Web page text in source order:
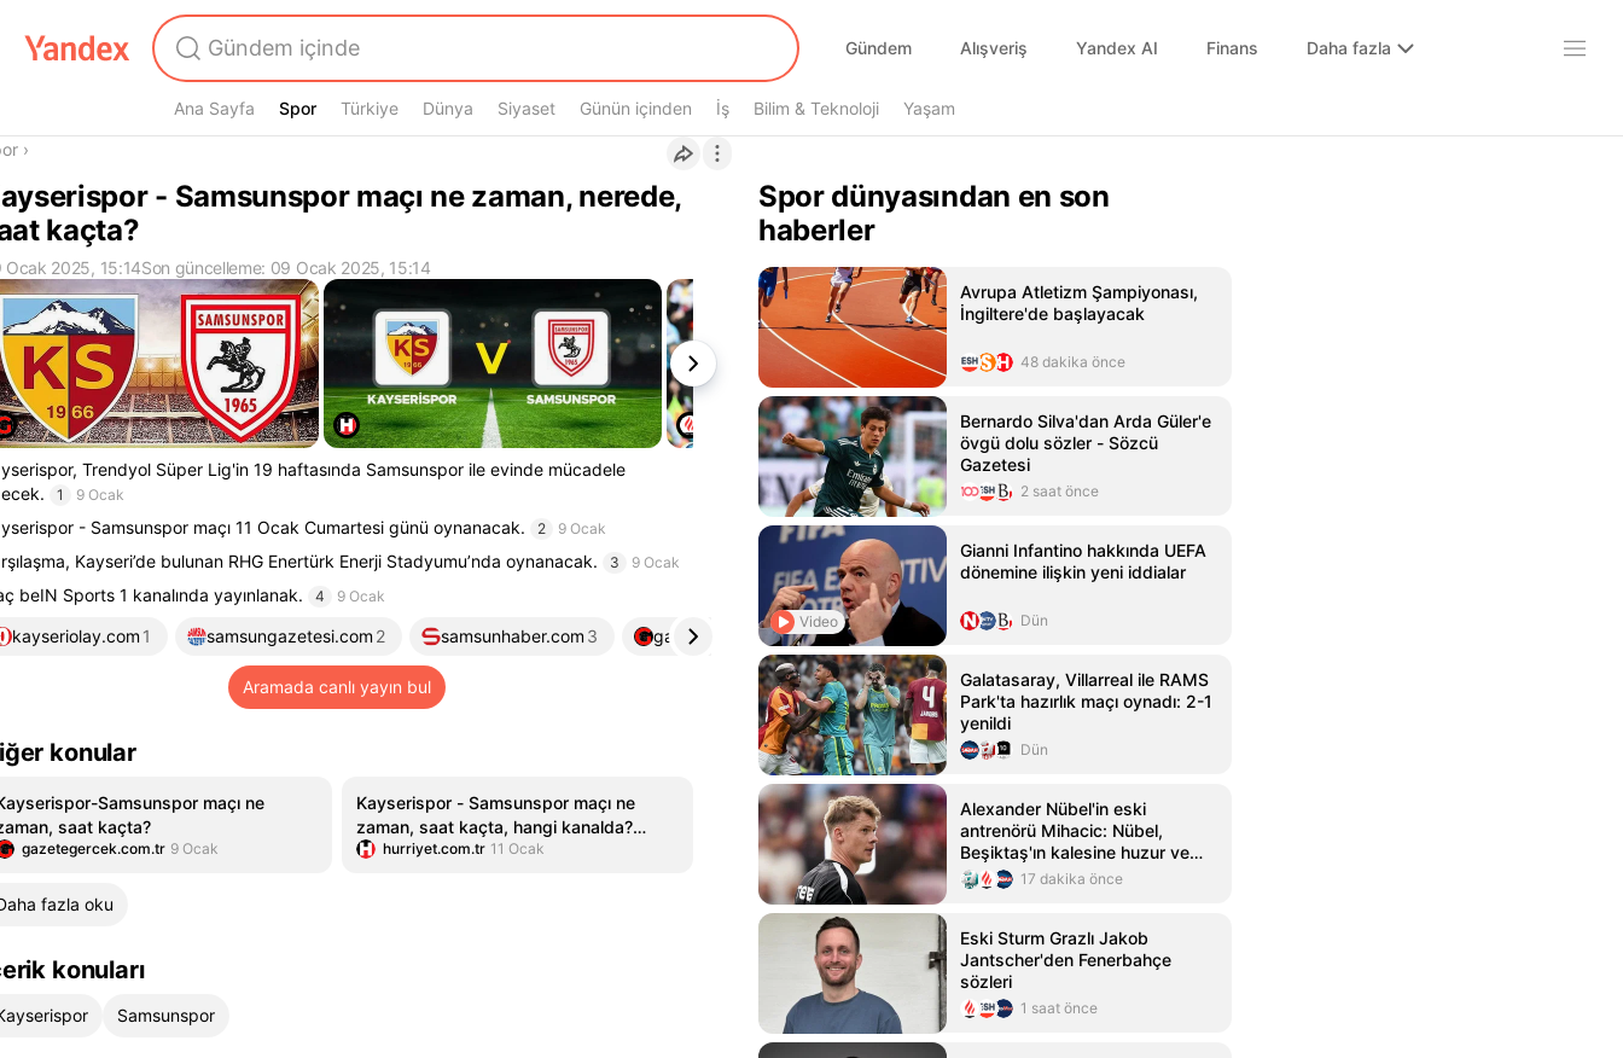
Gündem Alışveriş Yandex AI Finans Daha fazla
Ana Sayfa Spor
Spor Türkiye Dünya Siyaset Günün içinden İş Bilim & Teknoloji Yaşam
›
- Samsunspor maçı ne zaman, nerede,
kaçta?
Ocak 2025, 15:14Son güncelleme: 09 Ocak 2025, 15:14
Trendyol Süper Lig'in 19 haftasında Samsunspor ile evinde mücadele
1 9 Ocak
- Samsunspor maçı 11 Ocak Cumartesi günü oynanacak. 2 9 Ocak
Kayseri’de bulunan RHG Enertürk Enerji Stadyumu’nda oynanacak. 3 9 Ocak
beIN Sports 1 kanalında yayınlanak. 4 9 Ocak
kayseriolay.com 1 samsungazetesi.com 2 samsunhaber.com 3 gazetegercek.com.tr4
Aramada canlı yayın bul
konular
Samsunspor maçı ne
saat kaçta?
gazetegercek.com.tr 9 Ocak
Kayserispor - Samsunspor maçı ne
zaman, saat kaçta, hangi kanalda?
Süper Lig Kayserispor Samsunspor
hurriyet.com.tr 11 Ocak
fazla oku
konuları
Samsunspor
Spor dünyasından en son
haberler
Avrupa Atletizm Şampiyonası,
İngiltere'de başlayacak
48 dakika önce
Bernardo Silva'dan Arda Güler'e
övgü dolu sözler - Sözcü
Gazetesi
2 saat önce
Video
Gianni Infantino hakkında UEFA
dönemine ilişkin yeni iddialar
Dün
Galatasaray, Villarreal ile RAMS
Park'ta hazırlık maçı oynadı: 2-1
yenildi
Dün
Alexander Nübel'in eski
antrenörü Mihacic: Nübel,
Beşiktaş'ın kalesine huzur ve
güven getirecek!
17 dakika önce
Eski Sturm Grazlı Jakob
Jantscher'den Fenerbahçe
sözleri
1 saat önce